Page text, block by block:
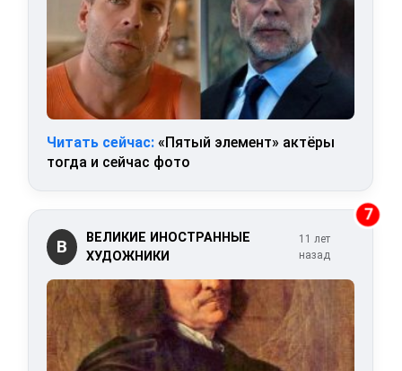
Читать сейчас: «Пятый элемент» актёры
тогда и сейчас фото
7
В
ВЕЛИКИЕ ИНОСТРАННЫЕ
ХУДОЖНИКИ
11 лет
назад